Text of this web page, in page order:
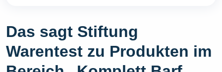
Das sagt Stiftung
Warentest zu Produkten im